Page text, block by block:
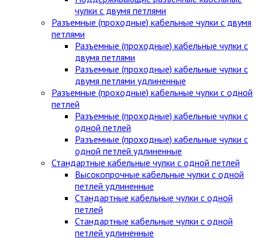
чулки с двумя петлями
Разъемные (проходные) кабельные чулки с двумя
петлями
Разъемные (проходные) кабельные чулки с
двумя петлями
Разъемные (проходные) кабельные чулки с
двумя петлями удлиненные
Разъемные (проходные) кабельные чулки с одной
петлей
Разъемные (проходные) кабельные чулки с
одной петлей
Разъемные (проходные) кабельные чулки с
одной петлей удлиненные
Стандартные кабельные чулки c одной петлей
Высокопрочные кабельные чулки с одной
петлей удлиненные
Стандартные кабельные чулки с одной
петлей
Стандартные кабельные чулки с одной
петлей удлиненные